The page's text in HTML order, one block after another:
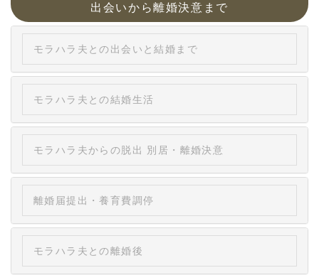
出会いから離婚決意まで
モラハラ夫との出会いと結婚まで
モラハラ夫との結婚生活
モラハラ夫からの脱出 別居・離婚決意
離婚届提出・養育費調停
モラハラ夫との離婚後